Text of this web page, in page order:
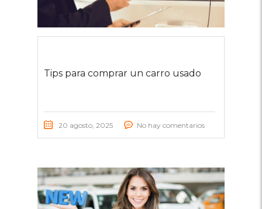
Tips para comprar un carro usado
20 agosto, 2025 No hay comentarios